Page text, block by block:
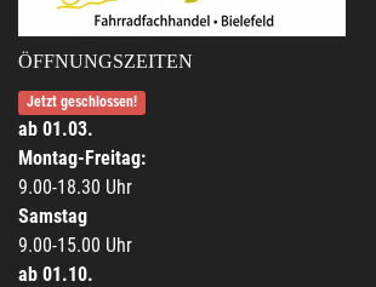
ÖFFNUNGSZEITEN
Jetzt geschlossen!
ab 01.03.
Montag-Freitag:
9.00-18.30 Uhr
Samstag
9.00-15.00 Uhr
ab 01.10.